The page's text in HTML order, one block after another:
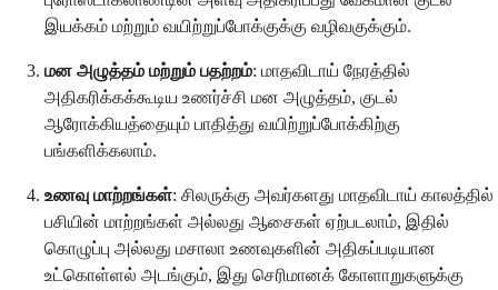
இயக்கம் மற்றும் வயிற்றுப்போக்குக்கு வழிவகுக்கும்.
மன அழுத்தம் மற்றும் பதற்றம்: மாதவிடாய் நேரத்தில்
அதிகரிக்கக்கூடிய உணர்ச்சி மன அழுத்தம், குடல்
ஆரோக்கியத்தையும் பாதித்து வயிற்றுப்போக்கிற்கு
பங்களிக்கலாம்.
உணவு மாற்றங்கள்: சிலருக்கு அவர்களது மாதவிடாய் காலத்தில்
பசியின் மாற்றங்கள் அல்லது ஆசைகள் ஏற்படலாம், இதில்
கொழுப்பு அல்லது மசாலா உணவுகளின் அதிகப்படியான
உட்கொள்ளல் அடங்கும், இது செரிமானக் கோளாறுகளுக்கு